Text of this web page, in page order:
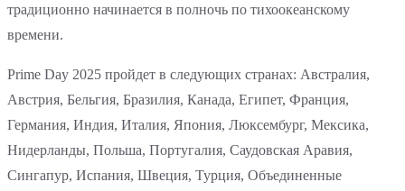
традиционно начинается в полночь по тихоокеанскому
времени.
Prime Day 2025 пройдет в следующих странах: Австралия,
Австрия, Бельгия, Бразилия, Канада, Египет, Франция,
Германия, Индия, Италия, Япония, Люксембург, Мексика,
Нидерланды, Польша, Португалия, Саудовская Аравия,
Сингапур, Испания, Швеция, Турция, Объединенные